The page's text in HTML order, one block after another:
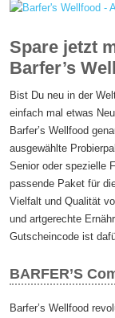
Spare jetzt
Barfer’s
Bist Du neu in der
einfach mal etwas
Barfer’s Wellfood
ausgewählte
Senior oder spezielle
passende Paket für
Vielfalt und Qualität
und artgerechte
Gutscheincode ist
BARFER’S
Barfer’s Wellfood